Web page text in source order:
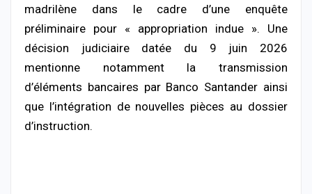
madrilène dans le cadre d’une enquête
préliminaire pour « appropriation indue ». Une
décision judiciaire datée du 9 juin 2026
mentionne notamment la transmission
d’éléments bancaires par Banco Santander ainsi
que l’intégration de nouvelles pièces au dossier
d’instruction.